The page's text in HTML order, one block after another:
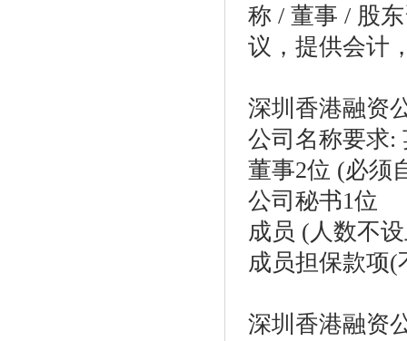
称 / 董事 / 股
议，提供会计
深圳香港融资
公司名称要求:
董事2位 (必须
公司秘书1位
成员 (人数不
成员担保款项(
深圳香港融资